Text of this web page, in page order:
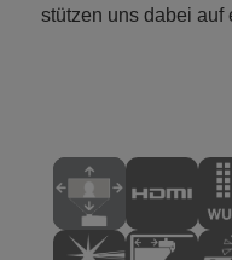
stützen uns dabei auf